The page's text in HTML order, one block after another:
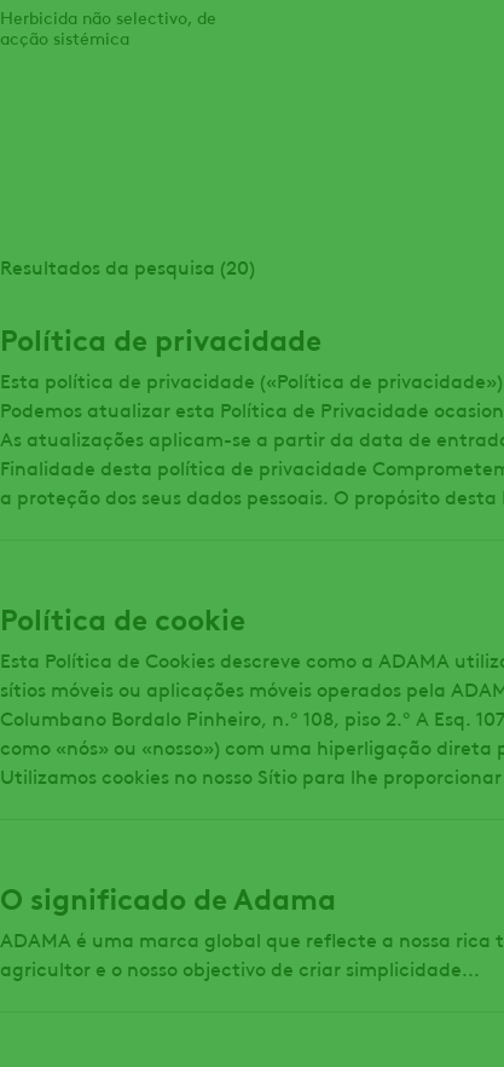
Herbicida não selectivo, de
acção sistémica
Resultados da pesquisa (20)
Política de privacidade
Esta política de privacidade («Política de
Podemos atualizar esta Política de Privacidade
As atualizações aplicam-se a partir da data de
Finalidade desta política de privacidade
a proteção dos seus dados pessoais. O propósito
Política de cookie
Esta Política de Cookies descreve como a ADAMA
sítios móveis ou aplicações móveis operados pela
Columbano Bordalo Pinheiro, n.º 108, piso 2.º A Esq.
como «nós» ou «nosso») com uma hiperligação
Utilizamos cookies no nosso Sítio para lhe
O significado de Adama
ADAMA é uma marca global que reflecte a nossa
agricultor e o nosso objectivo de criar simplicidade...